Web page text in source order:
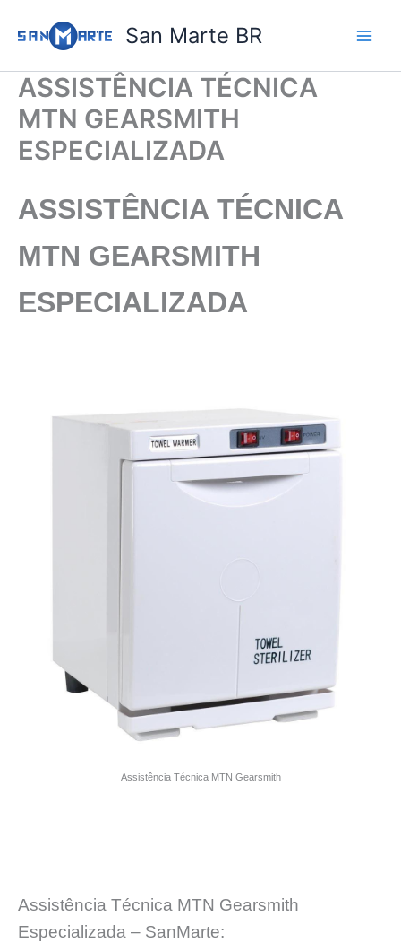
para
conteúdo
San Marte BR
ASSISTÊNCIA TÉCNICA
MTN GEARSMITH
ESPECIALIZADA
ASSISTÊNCIA TÉCNICA
MTN GEARSMITH
ESPECIALIZADA
Assistência Técnica MTN Gearsmith
Assistência Técnica MTN Gearsmith
Especializada – SanMarte: